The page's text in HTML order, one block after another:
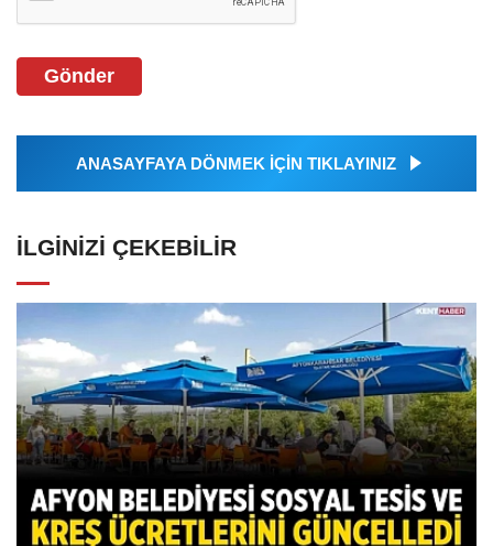
Gönder
ANASAYFAYA DÖNMEK İÇİN TIKLAYINIZ
İLGINIZI ÇEKEBILIR